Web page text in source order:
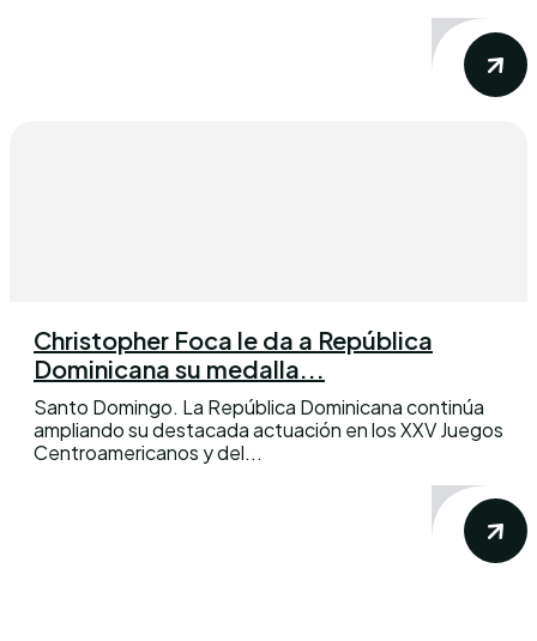
Christopher Foca le da a República
Dominicana su medalla...
Santo Domingo. La República Dominicana continúa
ampliando su destacada actuación en los XXV Juegos
Centroamericanos y del...